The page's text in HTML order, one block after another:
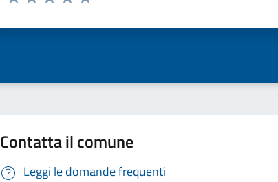
Contatta il comune
Leggi le domande frequenti